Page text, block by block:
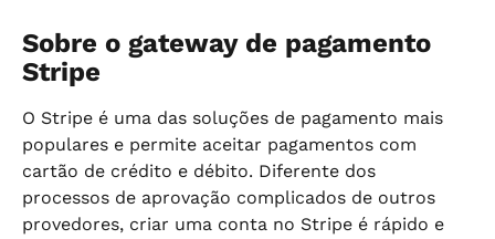
Sobre o gateway de pagamento
Stripe
O Stripe é uma das soluções de pagamento mais
populares e permite aceitar pagamentos com
cartão de crédito e débito. Diferente dos
processos de aprovação complicados de outros
provedores, criar uma conta no Stripe é rápido e